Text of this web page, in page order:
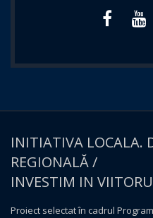
INITIATIVA LOCALA.
REGIONALĂ /
INVESTIM IN
Proiect selectat în cadrul